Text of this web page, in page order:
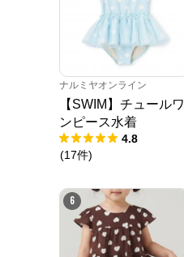
ナルミヤオンライン
【SWIM】チュールワ
ンピース水着
4.8
(17件)
6